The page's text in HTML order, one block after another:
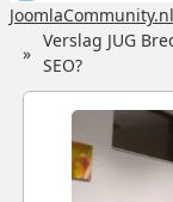
JoomlaCommunity.nl
Verslag JUG
SEO?